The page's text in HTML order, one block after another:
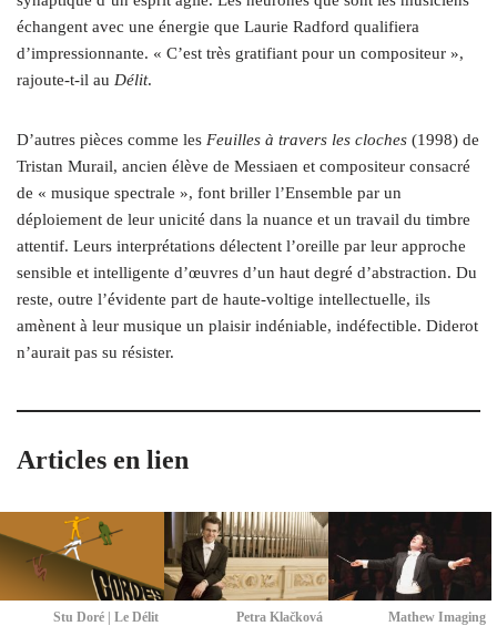
échangent avec une énergie que Laurie Radford qualifiera
d’impressionnante. « C’est très gratifiant pour un compositeur »,
rajoute-t-il au Délit.
D’autres pièces comme les Feuilles à travers les cloches (1998) de
Tristan Murail, ancien élève de Messiaen et compositeur consacré
de « musique spectrale », font briller l’Ensemble par un
déploiement de leur unicité dans la nuance et un travail du timbre
attentif. Leurs interprétations délectent l’oreille par leur approche
sensible et intelligente d’œuvres d’un haut degré d’abstraction. Du
reste, outre l’évidente part de haute-voltige intellectuelle, ils
amènent à leur musique un plaisir indéniable, indéfectible. Diderot
n’aurait pas su résister.
Articles en lien
Stu Doré | Le Délit Petra Klačková Mathew Imaging